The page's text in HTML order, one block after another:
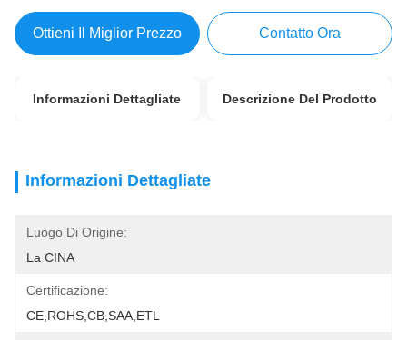
Ottieni Il Miglior Prezzo Contatto Ora
Informazioni Dettagliate Descrizione Del Prodotto
Informazioni Dettagliate
Luogo Di Origine:
La CINA
Certificazione:
CE,ROHS,CB,SAA,ETL